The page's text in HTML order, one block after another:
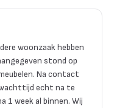
woonzaak hebben
stond op
Na contact
echt na te
1 week al binnen. Wij